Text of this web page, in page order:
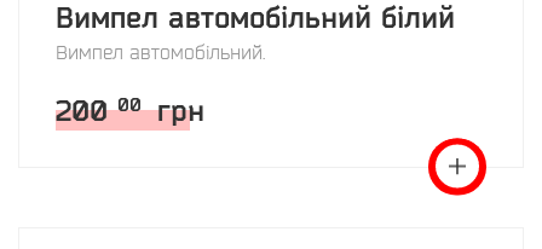
Вимпел автомобільний білий
Вимпел автомобільний.
200 00 грн